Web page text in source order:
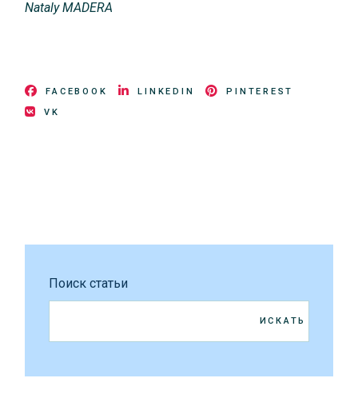
Nataly MADERA
FACEBOOK LINKEDIN
PINTEREST
VK
Поиск статьи
ИСКАТЬ